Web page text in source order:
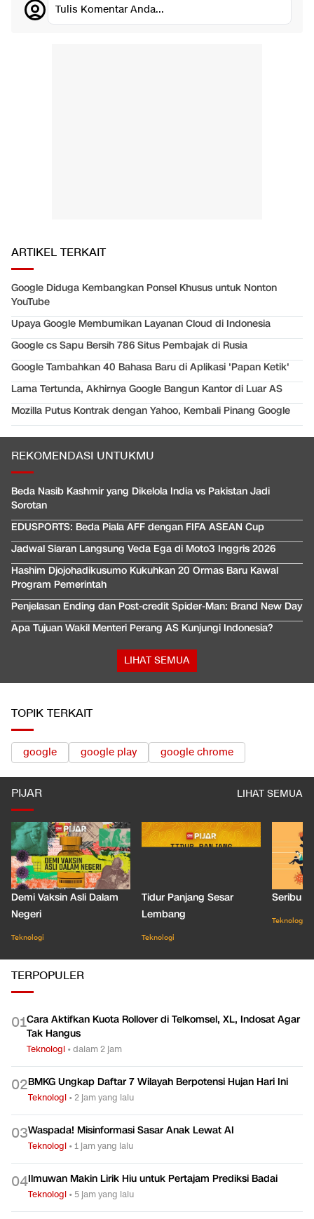
Tulis Komentar Anda...
ARTIKEL TERKAIT
Google Diduga Kembangkan Ponsel Khusus untuk Nonton
YouTube
Upaya Google Membumikan Layanan Cloud di Indonesia
Google cs Sapu Bersih 786 Situs Pembajak di Rusia
Google Tambahkan 40 Bahasa Baru di Aplikasi 'Papan Ketik'
Lama Tertunda, Akhirnya Google Bangun Kantor di Luar AS
Mozilla Putus Kontrak dengan Yahoo, Kembali Pinang Google
REKOMENDASI UNTUKMU
Beda Nasib Kashmir yang Dikelola India vs Pakistan Jadi
Sorotan
EDUSPORTS: Beda Piala AFF dengan FIFA ASEAN Cup
Jadwal Siaran Langsung Veda Ega di Moto3 Inggris 2026
Hashim Djojohadikusumo Kukuhkan 20 Ormas Baru Kawal
Program Pemerintah
Penjelasan Ending dan Post-credit Spider-Man: Brand New Day
Apa Tujuan Wakil Menteri Perang AS Kunjungi Indonesia?
LIHAT SEMUA
TOPIK TERKAIT
google google play google chrome
PIJAR LIHAT SEMUA
Demi Vaksin Asli Dalam
Negeri
Teknologi
Tidur Panjang Sesar
Lembang
Teknologi
Seribu
Teknologi
TERPOPULER
01Cara Aktifkan Kuota Rollover di Telkomsel, XL, Indosat Agar
Tak Hangus
Teknologi •dalam 2 jam
02BMKG Ungkap Daftar 7 Wilayah Berpotensi Hujan Hari Ini
Teknologi •2 jam yang lalu
03Waspada! Misinformasi Sasar Anak Lewat AI
Teknologi •1 jam yang lalu
04Ilmuwan Makin Lirik Hiu untuk Pertajam Prediksi Badai
Teknologi • 5 jam yang lalu